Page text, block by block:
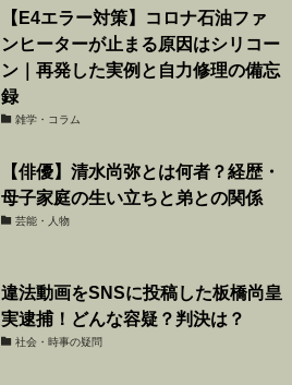
【E4エラー対策】コロナ石油ファ
ンヒーターが止まる原因はシリコー
ン｜再発した実例と自力修理の備忘
録
雑学・コラム
【俳優】清水尚弥とは何者？経歴・
母子家庭の生い立ちと弟との関係
芸能・人物
違法動画をSNSに投稿した板橋尚皇
実逮捕！どんな容疑？判決は？
社会・時事の疑問